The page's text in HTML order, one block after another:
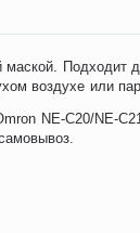
маской.
воздухе или
NE-C20/